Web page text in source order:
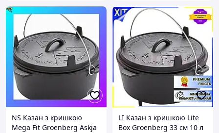
NS Казан з кришкою
Mega Fit Groenberg Askja
LI Казан з кришкою Lite
Box Groenberg 33 см 10 л